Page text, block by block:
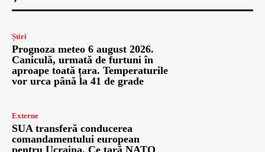
Știri
Prognoza meteo 6 august 2026.
Caniculă, urmată de furtuni în
aproape toată țara. Temperaturile
vor urca până la 41 de grade
Externe
SUA transferă conducerea
comandamentului european